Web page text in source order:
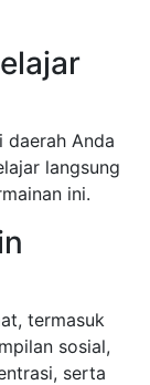
daerah Anda
langsung
ini.
termasuk
sosial,
serta